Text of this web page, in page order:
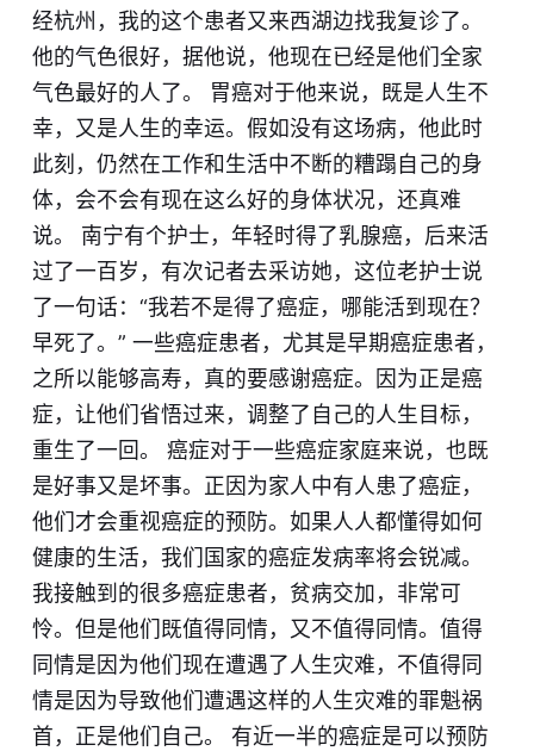
经杭州，我的这个患者又来西湖边找我复诊了。
他的气色很好，据他说，他现在已经是他们全家
气色最好的人了。 胃癌对于他来说，既是人生不
幸，又是人生的幸运。假如没有这场病，他此时
此刻，仍然在工作和生活中不断的糟蹋自己的身
体，会不会有现在这么好的身体状况，还真难
说。 南宁有个护士，年轻时得了乳腺癌，后来活
过了一百岁，有次记者去采访她，这位老护士说
了一句话：“我若不是得了癌症，哪能活到现在？
早死了。” 一些癌症患者，尤其是早期癌症患者，
之所以能够高寿，真的要感谢癌症。因为正是癌
症，让他们省悟过来，调整了自己的人生目标，
重生了一回。 癌症对于一些癌症家庭来说，也既
是好事又是坏事。正因为家人中有人患了癌症，
他们才会重视癌症的预防。如果人人都懂得如何
健康的生活，我们国家的癌症发病率将会锐减。
我接触到的很多癌症患者，贫病交加，非常可
怜。但是他们既值得同情，又不值得同情。值得
同情是因为他们现在遭遇了人生灾难，不值得同
情是因为导致他们遭遇这样的人生灾难的罪魁祸
首，正是他们自己。 有近一半的癌症是可以预防